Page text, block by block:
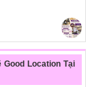
Good Location Tại